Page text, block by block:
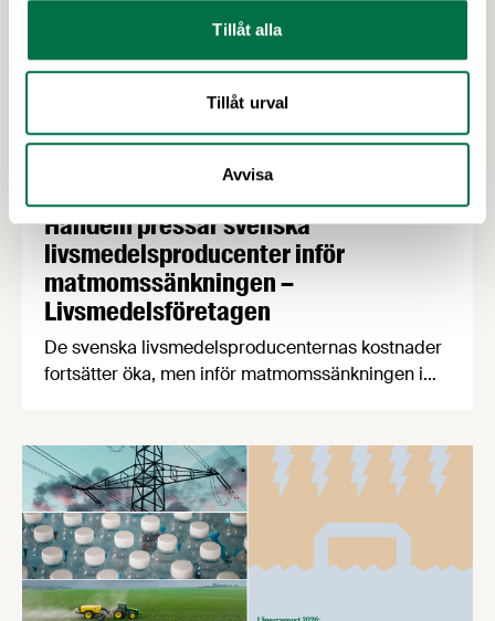
Tillåt alla
Tillåt urval
Avvisa
Handeln pressar svenska
livsmedelsproducenter inför
matmomssänkningen –
Livsmedelsföretagen
De svenska livsmedelsproducenternas kostnader
fortsätter öka, men inför matmomssänkningen i
producenterna listar de viktigaste
konsumenttrenderna knuffar svenskproducerat
ner EMV från förstaplatsen och lågprisfaktorn
minskar rejält. Det är några av nyheterna i
Livsmedelsföretagens konjunkturbrev för Q4
2025.